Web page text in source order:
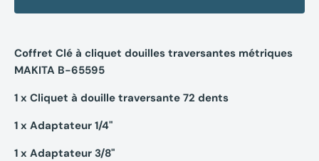
Coffret Clé à cliquet douilles traversantes métriques
MAKITA B-65595
1 x Cliquet à douille traversante 72 dents
1 x Adaptateur 1/4"
1 x Adaptateur 3/8"